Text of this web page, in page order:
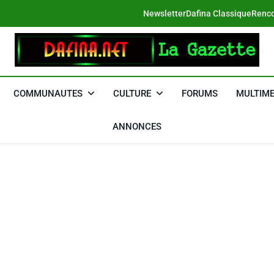
NewsletterDafina Classique
DAFINA
COMMUNAUTES CULTURE FORUMS
ANNONCES